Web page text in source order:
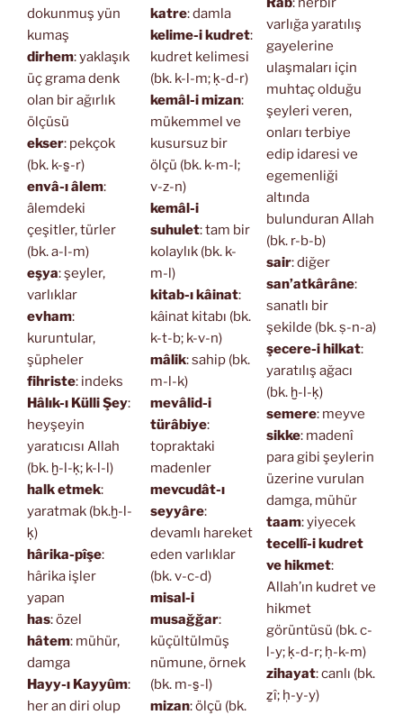
dokunmuş yün
kumaş
dirhem: yaklaşık
üç grama denk
olan bir ağırlık
ölçüsü
ekser: pekçok
(bk. k-s̱-r)
envâ-ı âlem:
âlemdeki
çeşitler, türler
(bk. a-l-m)
eşya: şeyler,
varlıklar
evham:
kuruntular,
şüpheler
fihriste: indeks
Hâlık-ı Külli Şey:
heyşeyin
yaratıcısı Allah
(bk. ḫ-l-ḳ; k-l-l)
halk etmek:
yaratmak (bk.ḫ-l-
ḳ)
hârika-pîşe:
hârika işler
yapan
has: özel
hâtem: mühür,
damga
Hayy-ı Kayyûm:
her an diri olup
katre: damla
kelime-i kudret:
kudret kelimesi
(bk. k-l-m; ḳ-d-r)
kemâl-i mizan:
mükemmel ve
kusursuz bir
ölçü (bk. k-m-l;
v-z-n)
kemâl-i
suhulet: tam bir
kolaylık (bk. k-
m-l)
kitab-ı kâinat:
kâinat kitabı (bk.
k-t-b; k-v-n)
mâlik: sahip (bk.
m-l-k)
mevâlid-i
türâbiye:
topraktaki
madenler
mevcudât-ı
seyyâre:
devamlı hareket
eden varlıklar
(bk. v-c-d)
misal-i
musağğar:
küçültülmüş
nümune, örnek
(bk. m-s̱-l)
mizan: ölçü (bk.
varlığa yaratılış
gayelerine
ulaşmaları için
muhtaç olduğu
şeyleri veren,
onları terbiye
edip idaresi ve
egemenliği
altında
bulunduran Allah
(bk. r-b-b)
sair: diğer
san’atkârâne:
sanatlı bir
şekilde (bk. ṣ-n-a)
şecere-i hilkat:
yaratılış ağacı
(bk. ḫ-l-ḳ)
semere: meyve
sikke: madenî
para gibi şeylerin
üzerine vurulan
damga, mühür
taam: yiyecek
tecellî-i kudret
ve hikmet:
Allah’ın kudret ve
hikmet
görüntüsü (bk. c-
l-y; ḳ-d-r; ḥ-k-m)
zihayat: canlı (bk.
ẕî; ḥ-y-y)